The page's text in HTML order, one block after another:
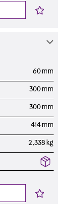
60 mm
300 mm
300 mm
414 mm
2,338 kg